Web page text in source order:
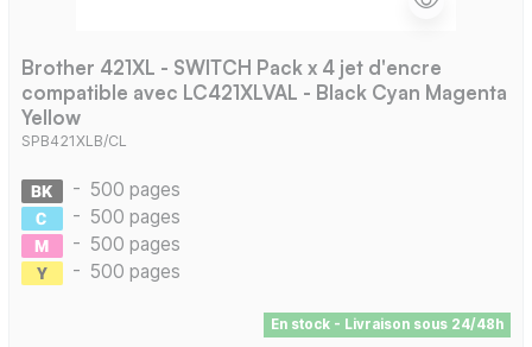
Brother 421XL - SWITCH Pack x 4 jet d'encre
compatible avec LC421XLVAL - Black Cyan Magenta
Yellow
SPB421XLB/CL
- 500 pages
- 500 pages
- 500 pages
- 500 pages
En stock - Livraison sous 24/48h